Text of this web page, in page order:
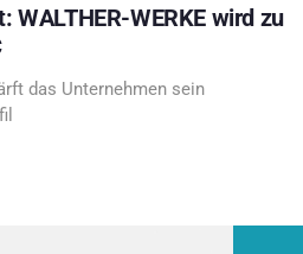
WERKE wird zu
das Unternehmen sein